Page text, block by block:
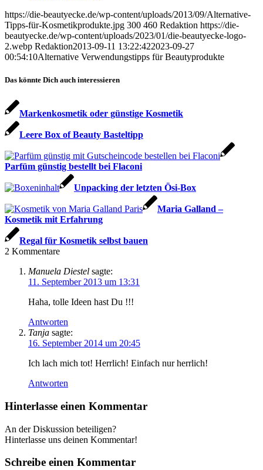
https://die-beautyecke.de/wp-content/uploads/2013/09/Alternative-
Tipps-für-Kosmetikprodukte.jpg 300 460 Redaktion https://die-
beautyecke.de/wp-content/uploads/2023/01/die-beautyecke-logo-
2.webp Redaktion2013-09-11 13:22:422023-09-27
00:54:10Alternative Verwendungstipps für Beautyprodukte
Das könnte Dich auch interessieren
Markenkosmetik oder günstige Kosmetik
Leere Box of Beauty Basteltipp
Parfüm günstig bestellt bei Flaconi
Unpacking der letzten Ösi-Box
Maria Galland –
Kosmetik mit Erfahrung
Regal für Kosmetik selbst bauen
2 Kommentare
Manuela Diestel sagte:
11. September 2013 um 13:31
Haha, tolle Ideen hast Du !!!
Antworten
Tanja sagte:
16. September 2014 um 20:45
Ich lach mich tot! Herrlich! Einfach nur herrlich!
Antworten
Hinterlasse einen Kommentar
An der Diskussion beteiligen?
Hinterlasse uns deinen Kommentar!
Schreibe einen Kommentar